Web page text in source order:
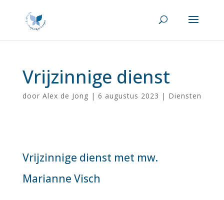
Vrijzinnige dienst
door Alex de Jong | 6 augustus 2023 | Diensten
Vrijzinnige dienst met mw.
Marianne Visch